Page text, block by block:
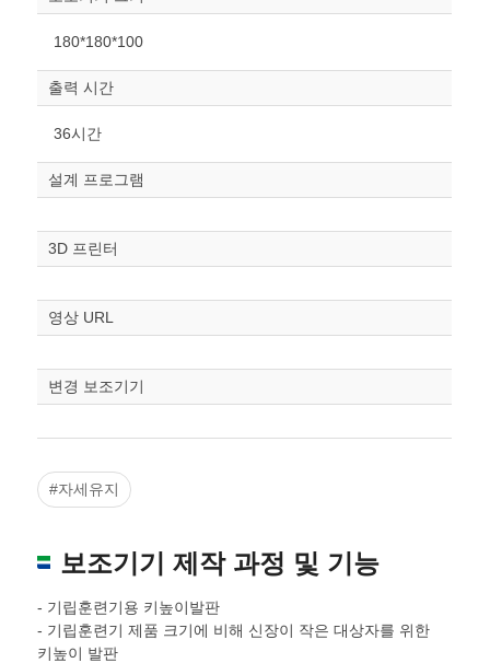
조정“ 버튼을 눌러주세요.
너비
높이
mm
폭
스케일
조정
180*180*100
출력 시간
36시간
설계 프로그램
3D 프린터
영상 URL
변경 보조기기
#자세유지
보조기기 제작 과정 및 기능
- 기립훈련기용 키높이발판
- 기립훈련기 제품 크기에 비해 신장이 작은 대상자를 위한
키높이 발판